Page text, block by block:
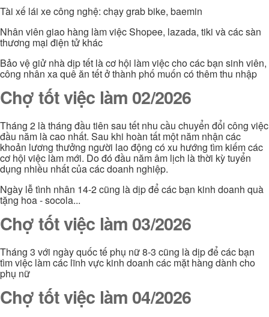
Tài xế lái xe công nghệ: chạy grab bike, baemin
Nhân viên giao hàng làm việc Shopee, lazada, tiki và các sàn
thương mại điện tử khác
Bảo vệ giử nhà dịp tết là cơ hội làm việc cho các bạn sinh viên,
công nhân xa quê ăn tết ở thành phố muốn có thêm thu nhập
Chợ tốt việc làm 02/2026
Tháng 2 là tháng đầu tiên sau tết nhu cầu chuyển đổi công việc
đầu năm là cao nhất. Sau khi hoàn tất một năm nhận các
khoản lương thưởng người lao động có xu hướng tìm kiếm các
cơ hội việc làm mới. Do đó đầu năm âm lịch là thời kỳ tuyển
dụng nhiều nhất của các doanh nghiệp.
Ngày lễ tình nhân 14-2 cũng là dịp để các bạn kinh doanh quà
tặng hoa - socola...
Chợ tốt việc làm 03/2026
Tháng 3 với ngày quốc tế phụ nữ 8-3 cũng là dịp để các bạn
tìm việc làm các lĩnh vực kinh doanh các mặt hàng dành cho
phụ nữ
Chợ tốt việc làm 04/2026